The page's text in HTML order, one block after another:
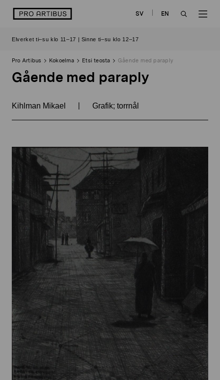
sisältöön
logo SV
EN
Elverket ti–su klo 11–17 | Sinne ti–su klo 12–17
Pro Artibus Kokoelma Etsi teosta Gående med paraply
Gående med paraply
Kihlman Mikael | Grafik; torrnål